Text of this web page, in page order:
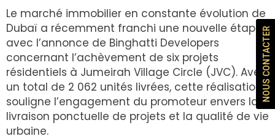
Le marché immobilier en constante évolution de
Dubaï a récemment franchi une nouvelle étape
avec l’annonce de Binghatti Developers
concernant l’achèvement de six projets
résidentiels à Jumeirah Village Circle (JVC). Avec
un total de 2 062 unités livrées, cette réalisation
souligne l’engagement du promoteur envers la
livraison ponctuelle de projets et la qualité de vie
urbaine.
NOUS CONTACTER